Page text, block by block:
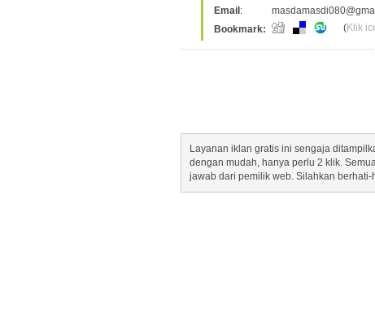
Email :
Bookmark:
(Klik
Layanan iklan gratis ini sengaja
dengan mudah, hanya perlu 2 klik.
jawab dari pemilik web. Silahkan